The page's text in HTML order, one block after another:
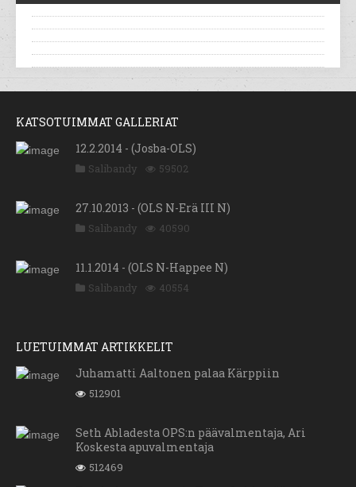
KATSOTUIMMAT GALLERIAT
12.2.2014 - (Josba-OLS)
Salibandy 59502
27.10.2013 - (OLS N-Erä III N)
Salibandy 40590
11.1.2014 - (OLS N-Happee N)
Salibandy 40554
LUETUIMMAT ARTIKKELIT
Juhamatti Aaltonen palaa Kärppiin
512901
Seth Abladesta OPS:n päävalmentaja, Ari
Koskesta apuvalmentaja
512469